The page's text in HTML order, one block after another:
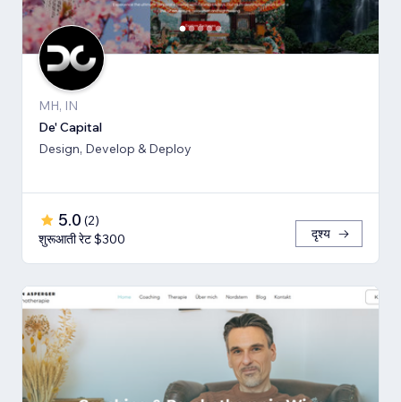
MH, IN
De' Capital
Design, Develop & Deploy
5.0 (2)
शुरूआती रेट $300
दृश्य